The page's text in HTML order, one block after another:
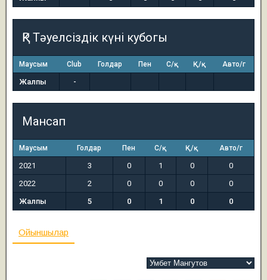
ҚР Тәуелсіздік күні кубогы
Маусым Club Голдар Пен С/қ Қ/қ Авто/г
Жалпы -
Мансап
Маусым Голдар Пен С/қ Қ/қ Авто/г
2021 3 0 1 0
0
2022
2 0 0 0
0
Жалпы
5 0 1 0 0
Ойыншылар